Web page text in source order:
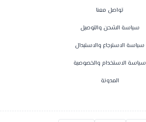
تواصل معنا
سياسة الشحن والتوصيل
سياسة الاسترجاع والاستبدال
سياسة الاستخدام والخصوصية
المدونة